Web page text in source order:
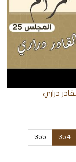
354
355